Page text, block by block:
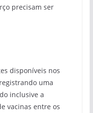
precisam ser
disponíveis nos
uma
inclusive a
vacinas entre os